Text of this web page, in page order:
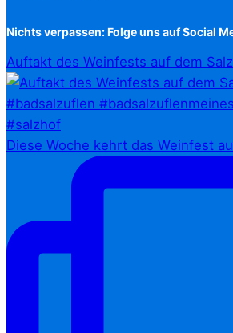
Nichts verpassen: Folge uns auf Social
Auftakt des Weinfests auf dem
Diese Woche kehrt das Weinfest